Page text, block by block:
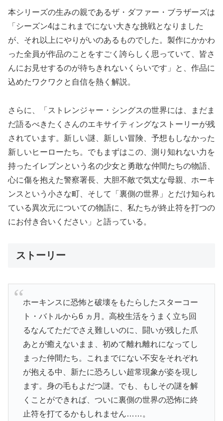
本シリーズの生みの親であるザ・ダファー・ブラザーズは
「シーズン4はこれまでにない大きな挑戦となりました
が、それ以上にやりがいのあるものでした。製作にかかわ
った全員が作品のことをすごく誇らしく思っていて、皆さ
んにお見せするのが待ちきれないくらいです」と、作品に
込めたワクワクと自信を熱く解説。
さらに、「ストレンジャー・シングスの世界には、まだま
だ語るべきたくさんのエキサイティングなストーリーが残
されています。新しい謎、新しい冒険、予想もしなかった
新しいヒーローたち。でもまずはこの、測り知れない力を
持ったイレブンという名の少女と勇敢な仲間たちの物語、
心に傷を抱えた警察署長、大胆不敵で気丈な母親、ホーキ
ンスという小さな町、そして「裏側の世界」とだけ知られ
ている異次元についての物語に、私たちが終止符を打つの
にお付き合いください」と語っている。
ストーリー
ホーキンスに恐怖と破壊をもたらしたスターコー
ト・バトルから6 ヵ月。高校生活をうまく立ち回
るなんてただでさえ難しいのに、闘いが残した爪
あとが癒えないまま、初めて離れ離れになってし
まった仲間たち。これまでにない不安をそれぞれ
が抱える中、新たに恐ろしい超常現象が姿を現し
ます。身の毛もよだつ謎。でも、もしその謎を解
くことができれば、ついに裏側の世界の恐怖に終
止符を打てるかもしれません……。